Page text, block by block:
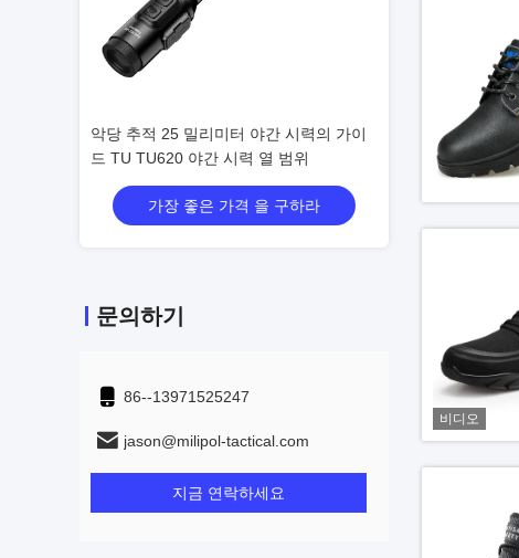
악당 추적 25 밀리미터 야간 시력의 가이
드 TU TU620 야간 시력 열 범위
가장 좋은 가격 을 구하라
라이플 스코프 위의
범위 열식 클립에게
가장 좋은
문의하기
86--13971525247
jason@milipol-tactical.com
지금 연락하세요
비디오